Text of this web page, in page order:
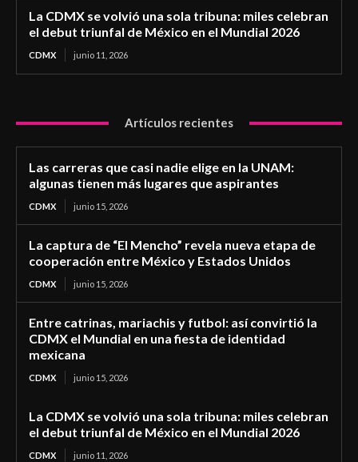
La CDMX se volvió una sola tribuna: miles celebran
el debut triunfal de México en el Mundial 2026
CDMX junio 11, 2026
Artículos recientes
Las carreras que casi nadie elige en la UNAM:
algunas tienen más lugares que aspirantes
CDMX junio 15, 2026
La captura de “El Mencho” revela nueva etapa de
cooperación entre México y Estados Unidos
CDMX junio 15, 2026
Entre catrinas, mariachis y futbol: así convirtió la
CDMX el Mundial en una fiesta de identidad
mexicana
CDMX junio 15, 2026
La CDMX se volvió una sola tribuna: miles celebran
el debut triunfal de México en el Mundial 2026
CDMX junio 11, 2026